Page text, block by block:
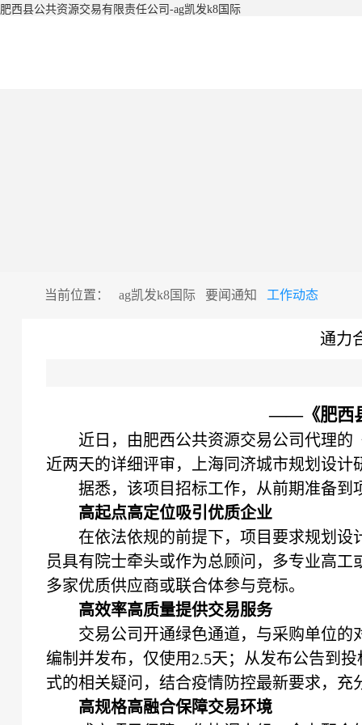
肥西县公共资源交易有限责任公司-ag凯发k8国际
当前位置： ag凯发k8国际 要闻通知 工作动态
通力
——《肥西
近日， 由肥西公共资源交易公司代理的
近两天的详细评审，上海同济城市规划设
据悉，该项目招标工作，从前期准备到
高起点高定位吸引优质企业
在依法依规的前提下， 项目要求规划设
员具有院士牵头或作为总顾问，多专业高
多家优质供应商或联合体参与竞标。
高效率高质量提供交易服务
交易公司开通绿色通道， 与采购单位的
编制 并发布，仅使用2.5天； 从发布公告到
式的相关疑问，结合疫情防控最新要求，充
高规格高融合保障交易环境